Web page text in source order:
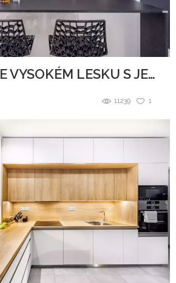
KUCHYNĚ VE VYSOKÉM LESKU S JEMNÝMI TŘPYTKAMI
1
11239